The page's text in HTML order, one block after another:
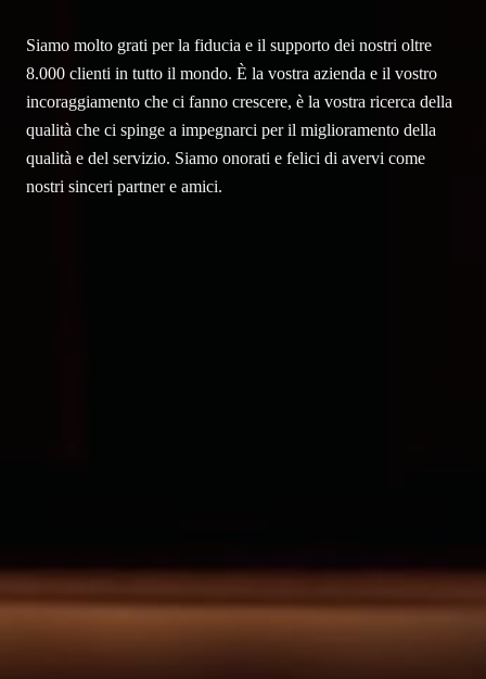
Siamo molto grati per la fiducia e il supporto dei nostri oltre
8.000 clienti in tutto il mondo. È la vostra azienda e il vostro
incoraggiamento che ci fanno crescere, è la vostra ricerca della
qualità che ci spinge a impegnarci per il miglioramento della
qualità e del servizio. Siamo onorati e felici di avervi come
nostri sinceri partner e amici.